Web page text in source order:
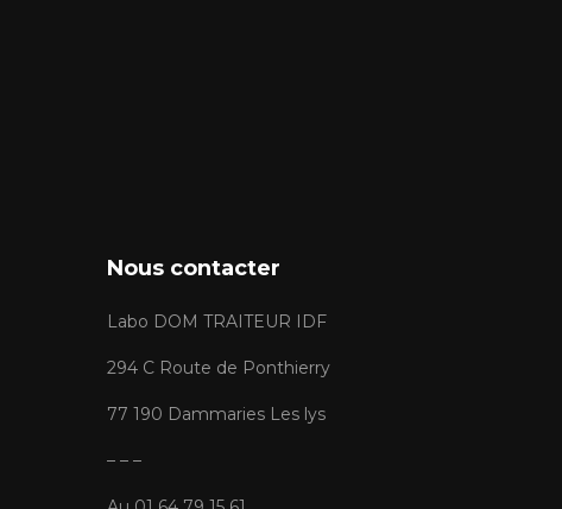
Nous contacter
Labo DOM TRAITEUR IDF
294 C Route de Ponthierry
77 190 Dammaries Les lys
– – –